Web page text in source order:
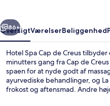
Næste
86+
OversigtVærelserBeliggenhed
Hotel Spa Cap de Creus
minutters gang fra Cap de
spaen for at nyde godt af
ayurvediske behandlinger, og
frokost og aftensmad. Andre